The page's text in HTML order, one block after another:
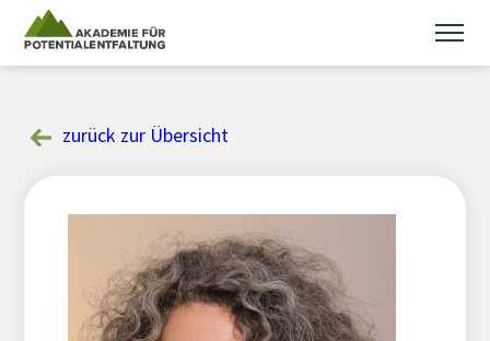
content
zurück zur Übersicht